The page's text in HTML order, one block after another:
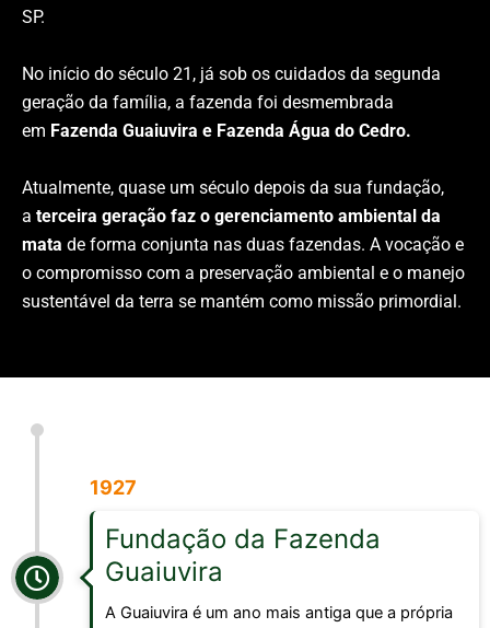
SP.
No início do século 21, já sob os cuidados da segunda
geração da família, a fazenda foi desmembrada
em Fazenda Guaiuvira e Fazenda Água do Cedro.
Atualmente, quase um século depois da sua fundação,
a terceira geração faz o gerenciamento ambiental da
mata de forma conjunta nas duas fazendas. A vocação e
o compromisso com a preservação ambiental e o manejo
sustentável da terra se mantém como missão primordial.
1927
Fundação da Fazenda
Guaiuvira
A Guaiuvira é um ano mais antiga que a própria